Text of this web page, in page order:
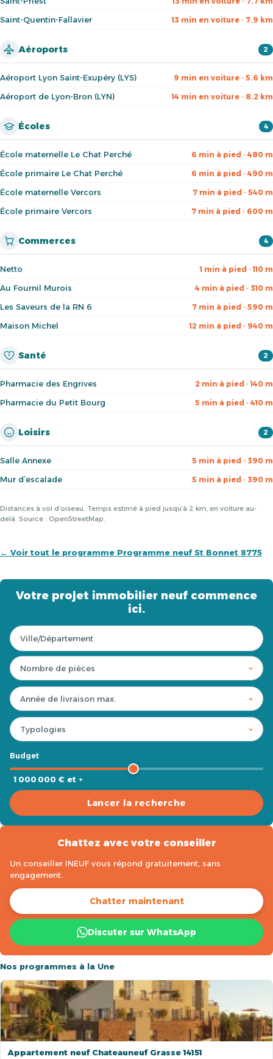
Saint-Quentin-Fallavier 13 min en voiture · 7.9 km
Aéroports 2
Aéroport Lyon Saint-Exupéry (LYS) 9 min en voiture · 5.6 km
Aéroport de Lyon-Bron (LYN) 14 min en voiture · 8.2 km
Écoles 4
École maternelle Le Chat Perché 6 min à pied · 480 m
École primaire Le Chat Perché 6 min à pied · 490 m
École maternelle Vercors 7 min à pied · 540 m
École primaire Vercors 7 min à pied · 600 m
Commerces 4
Netto 1 min à pied · 110 m
Au Fournil Murois 4 min à pied · 310 m
Les Saveurs de la RN 6 7 min à pied · 590 m
Maison Michel 12 min à pied · 940 m
Santé 2
Pharmacie des Engrives 2 min à pied · 140 m
Pharmacie du Petit Bourg 5 min à pied · 410 m
Loisirs 2
Salle Annexe 5 min à pied · 390 m
Mur d’escalade 5 min à pied · 390 m
Distances à vol d’oiseau. Temps estimé à pied jusqu’à 2 km, en voiture au-
delà. Source : OpenStreetMap.
← Voir tout le programme Programme neuf St Bonnet 8775
Votre projet immobilier neuf commence
ici.
Budget
1 000 000 € et +
Lancer la recherche
Chattez avec votre conseiller
Un conseiller INEUF vous répond gratuitement, sans
engagement.
Chatter maintenant
Discuter sur WhatsApp
Nos programmes à la Une
Appartement neuf Chateauneuf Grasse 14151